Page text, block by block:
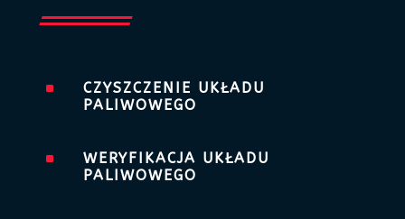
^
CZYSZCZENIE UKŁADU
PALIWOWEGO
^
WERYFIKACJA UKŁADU
PALIWOWEGO